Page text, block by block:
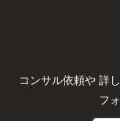
コンサル依頼や 詳
フ